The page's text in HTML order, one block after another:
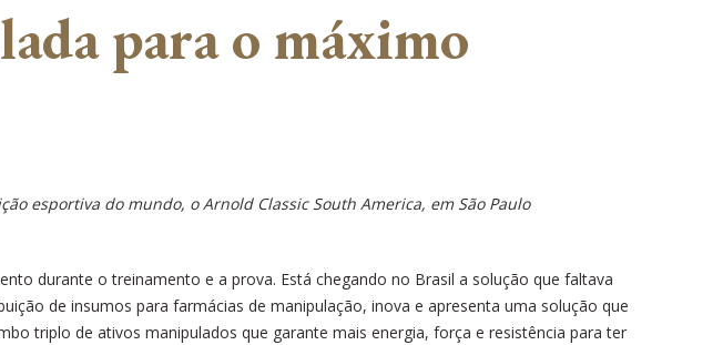
para o máximo
esportiva do mundo, o Arnold Classic South America, em São Paulo
durante o treinamento e a prova. Está chegando no Brasil a solução que faltava
de insumos para farmácias de manipulação, inova e apresenta uma solução que
triplo de ativos manipulados que garante mais energia, força e resistência para ter